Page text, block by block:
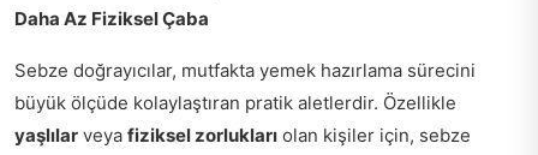
Daha Az Fiziksel Çaba
Sebze doğrayıcılar, mutfakta yemek hazırlama sürecini
büyük ölçüde kolaylaştıran pratik aletlerdir. Özellikle
yaşlılar veya fiziksel zorlukları olan kişiler için, sebze